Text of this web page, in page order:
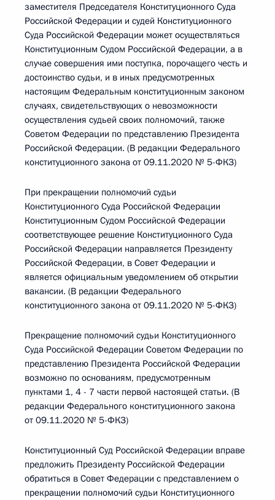
заместителя Председателя Конституционного Суда
Российской Федерации и судей Конституционного
Суда Российской Федерации может осуществляться
Конституционным Судом Российской Федерации, а в
случае совершения ими поступка, порочащего честь и
достоинство судьи, и в иных предусмотренных
настоящим Федеральным конституционным законом
случаях, свидетельствующих о невозможности
осуществления судьей своих полномочий, также
Советом Федерации по представлению Президента
Российской Федерации. (В редакции Федерального
конституционного закона от 09.11.2020 № 5-ФКЗ)
При прекращении полномочий судьи
Конституционного Суда Российской Федерации
Конституционным Судом Российской Федерации
соответствующее решение Конституционного Суда
Российской Федерации направляется Президенту
Российской Федерации, в Совет Федерации и
является официальным уведомлением об открытии
вакансии. (В редакции Федерального
конституционного закона от 09.11.2020 № 5-ФКЗ)
Прекращение полномочий судьи Конституционного
Суда Российской Федерации Советом Федерации по
представлению Президента Российской Федерации
возможно по основаниям, предусмотренным
пунктами 1, 4 - 7 части первой настоящей статьи. (В
редакции Федерального конституционного закона
от 09.11.2020 № 5-ФКЗ)
Конституционный Суд Российской Федерации вправе
предложить Президенту Российской Федерации
обратиться в Совет Федерации с представлением о
прекращении полномочий судьи Конституционного